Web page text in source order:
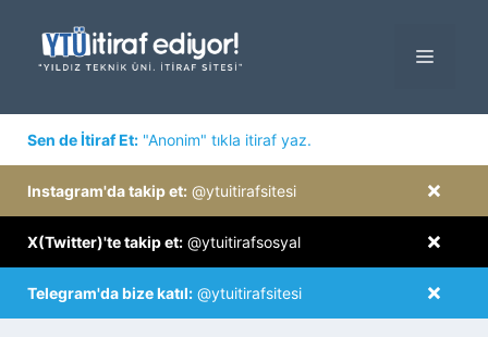
MENÜ
Sen de İtiraf Et: "Anonim" tıkla itiraf yaz.
×
Instagram'da takip et: @ytuitirafsitesi
×
X(Twitter)'te takip et: @ytuitirafsosyal
×
Telegram'da bize katıl: @ytuitirafsitesi